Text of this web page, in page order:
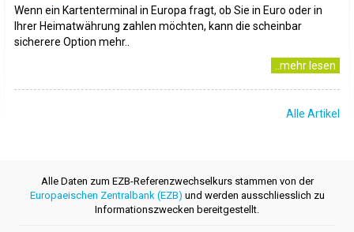
Wenn ein Kartenterminal in Europa fragt, ob Sie in Euro oder in
Ihrer Heimatwährung zahlen möchten, kann die scheinbar
sicherere Option mehr..
..mehr lesen
Alle Artikel
Alle Daten zum EZB-Referenzwechselkurs stammen von der
Europaeischen Zentralbank (EZB) und werden ausschliesslich zu
Informationszwecken bereitgestellt.